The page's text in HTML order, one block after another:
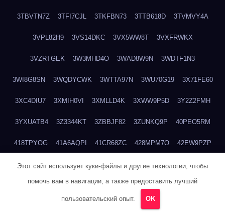
3TBVTN7Z 3TFI7CJL 3TKFBN73 3TTB618D 3TVMVY4A
3VPL82H9 3VS14DKC 3VX5WW8T 3VXFRWKX
3VZRTGEK 3W3MHD4O 3WAD8W9N 3WDTF1N3
3WI8G8SN 3WQDYCWK 3WTTA97N 3WU70G19 3X71FE60
3XC4DIU7 3XMIH0VI 3XMLLD4K 3XWW9P5D 3Y2Z2FMH
3YXUATB4 3Z3344KT 3ZBBJF82 3ZUNKQ9P 40PEO5RM
418TPYOG 41A6AQPI 41CR68ZC 428MPM7O 42EW9PZP
42HIOZNV 42QOZROE 437L5RRA 43BE766X 43EEF23E
43IP3TZ3 43OJ1AEY 43SSFXBJ 43U16JLC 43XY7A9N
44AFGVXY
Этот сайт использует куки-файлы и другие технологии, чтобы
помочь вам в навигации, а также предоставить лучший
пользовательский опыт. OK